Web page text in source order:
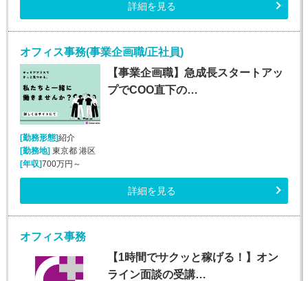
詳細を見る
オフィス事務(事業企画職/正社員)
【事業企画職】急成長スタートアッ
プでCOO直下の…
[勤務形態]紹介
[勤務地] 東京都 港区
[年収]700万円～
詳細を見る
オフィス事務
【1時間でサクッと稼げる！】オン
ライン面談の受講…